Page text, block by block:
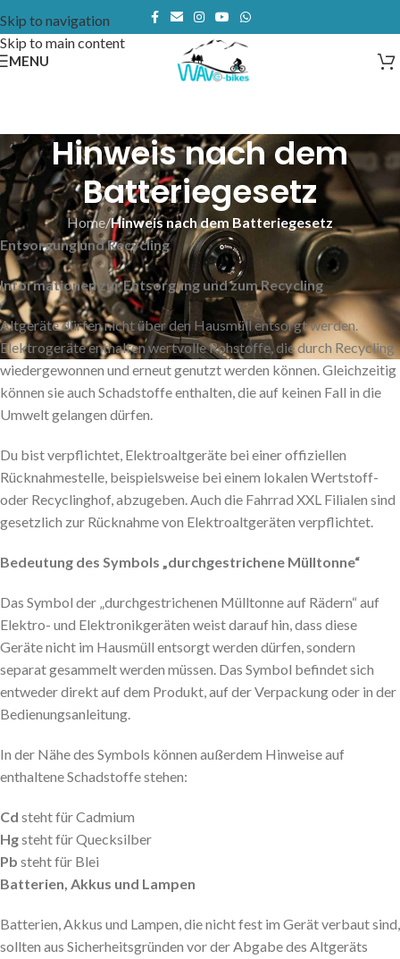
Skip to navigation
Skip to main content
MENU
Hinweis nach dem
Batteriegesetz
Home/Hinweis nach dem Batteriegesetz
Entsorgung und Recycling
Informationen zur Entsorgung und zum Recycling
Altgeräte dürfen nicht über den Hausmüll entsorgt werden.
Elektrogeräte enthalten wertvolle Rohstoffe, die durch Recycling
wiedergewonnen und erneut genutzt werden können. Gleichzeitig
können sie auch Schadstoffe enthalten, die auf keinen Fall in die
Umwelt gelangen dürfen.
Du bist verpflichtet, Elektroaltgeräte bei einer offiziellen
Rücknahmestelle, beispielsweise bei einem lokalen Wertstoff-
oder Recyclinghof, abzugeben. Auch die Fahrrad XXL Filialen sind
gesetzlich zur Rücknahme von Elektroaltgeräten verpflichtet.
Bedeutung des Symbols „durchgestrichene Mülltonne“
Das Symbol der „durchgestrichenen Mülltonne auf Rädern“ auf
Elektro- und Elektronikgeräten weist darauf hin, dass diese
Geräte nicht im Hausmüll entsorgt werden dürfen, sondern
separat gesammelt werden müssen. Das Symbol befindet sich
entweder direkt auf dem Produkt, auf der Verpackung oder in der
Bedienungsanleitung.
In der Nähe des Symbols können außerdem Hinweise auf
enthaltene Schadstoffe stehen:
Cd steht für Cadmium
Hgsteht für Quecksilber
Pb steht für Blei
Batterien, Akkus und Lampen
Batterien, Akkus und Lampen, die nicht fest im Gerät verbaut sind,
sollten aus Sicherheitsgründen vor der Abgabe des Altgeräts